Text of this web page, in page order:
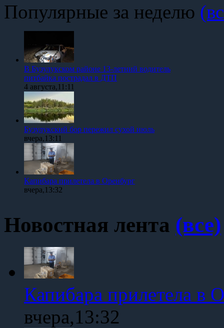
Популярные за неделю
В Бузулукском районе 13-летний водитель
питбайка пострадал в ДТП
4 августа,11:11
Бузулукский бор пережил сухой июль
вчера,13:11
Капибара прилетела в Оренбург
вчера,13:32
Новостная лента (все)
Капибара прилетела в
вчера,13:32